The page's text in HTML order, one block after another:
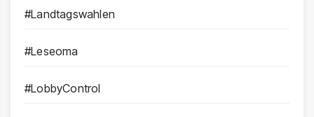
#Landtagswahlen
#Leseoma
#LobbyControl